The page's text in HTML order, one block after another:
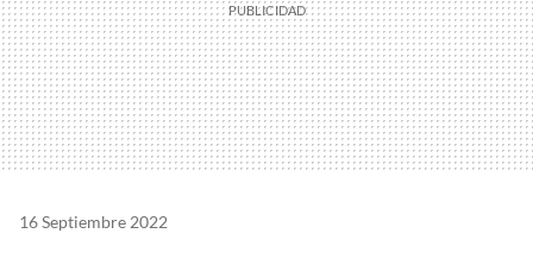
16 Septiembre 2022